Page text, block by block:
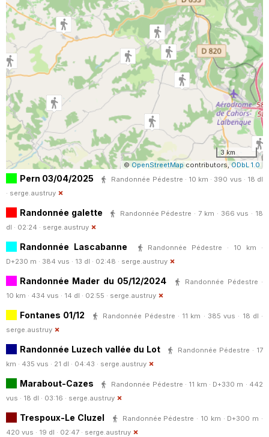
3 km
© OpenStreetMap contributors, ODbL 1.0
Pern 03/04/2025
Randonnée Pédestre · 10 km · 390 vus · 18 dl
· serge.austruy
Randonnée galette
Randonnée Pédestre · 7 km · 366 vus · 18
dl · 02:24 · serge.austruy
Randonnée Lascabanne
Randonnée Pédestre · 10 km ·
D+230 m · 384 vus · 13 dl · 02:48 · serge.austruy
Randonnée Mader du 05/12/2024
Randonnée Pédestre ·
10 km · 434 vus · 14 dl · 02:55 · serge.austruy
Fontanes 01/12
Randonnée Pédestre · 11 km · 385 vus · 18 dl ·
serge.austruy
Randonnée Luzech vallée du Lot
Randonnée Pédestre · 17
km · 435 vus · 21 dl · 04:43 · serge.austruy
Marabout-Cazes
Randonnée Pédestre · 11 km · D+330 m · 442
vus · 18 dl · 03:16 · serge.austruy
Trespoux-Le Cluzel
Randonnée Pédestre · 10 km · D+300 m ·
420 vus · 19 dl · 02:47 · serge.austruy